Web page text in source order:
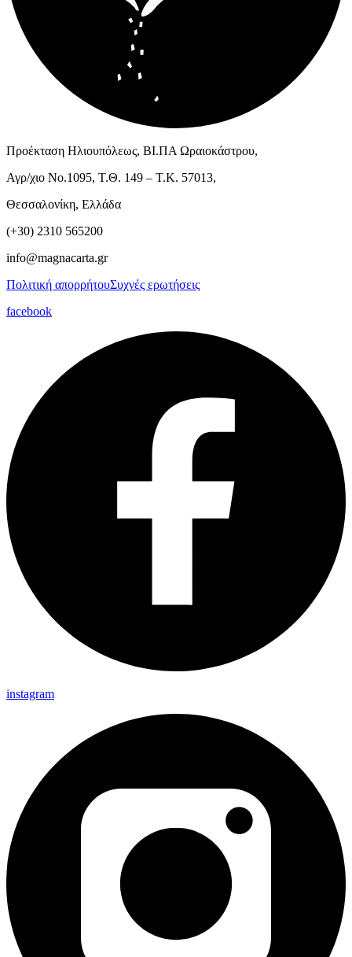
Προέκταση Ηλιουπόλεως, ΒΙ.ΠΑ Ωραιοκάστρου,
Αγρ/χιο Νο.1095, Τ.Θ. 149 – Τ.Κ. 57013,
Θεσσαλονίκη, Ελλάδα
(+30) 2310 565200
info@magnacarta.gr
Πολιτική απορρήτουΣυχνές ερωτήσεις
facebook
instagram